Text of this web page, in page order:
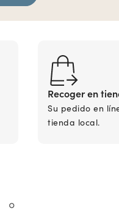
Recoger en
Su pedido en
tienda local.